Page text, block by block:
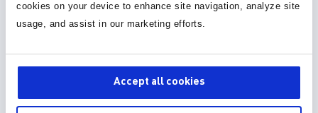
cookies on your device to enhance site navigation, analyze site
usage, and assist in our marketing efforts.
Accept all cookies